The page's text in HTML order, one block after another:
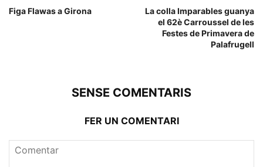
Figa Flawas a Girona
La colla Imparables guanya
el 62è Carroussel de les
Festes de Primavera de
Palafrugell
SENSE COMENTARIS
FER UN COMENTARI